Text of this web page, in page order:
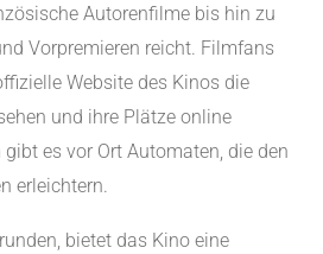
Autorenfilme bis hin zu
Vorpremieren reicht. Filmfans
Website des Kinos die
und ihre Plätze online
gibt es vor Ort Automaten, die den
erleichtern.
bietet das Kino eine